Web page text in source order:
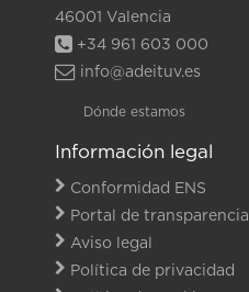
46001 Valencia
+34 961 603 000
info@adeituv.es
Dónde estamos
Información legal
Conformidad ENS
Portal de transparencia
Aviso legal
Política de privacidad